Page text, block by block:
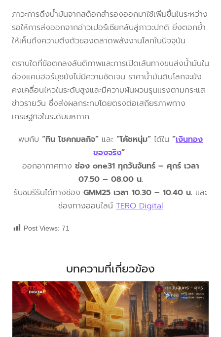
ภาวะการดึงน้ำมันจากสต็อกสำรองออกมาใช้เพิ่มขึ้นในระหว่าง
รอให้การส่งออกจากอ่าวเปอร์เซียกลับสู่ภาวะปกติ ยิ่งตอกย้ำ
ให้เห็นถึงความตึงตัวของตลาดพลังงานโลกในปัจจุบัน
ตราบใดที่ข้อตกลงสันติภาพและการเปิดเส้นทางขนส่งน้ำมันใน
ช่องแคบฮอร์มุซยังไม่มีความชัดเจน ราคาน้ำมันดิบโลกจะยัง
คงเคลื่อนไหวในระดับสูงและมีความผันผวนรุนแรงตามกระแส
ข่าวรายวัน ซึ่งส่งผลกระทบโดยตรงต่อเสถียรภาพทาง
เศรษฐกิจในระดับมหภาค
พบกับ “ทิน โชคกมลกิจ” และ “โค้ชหนุ่ม” ได้ใน “เงินทอง
ของจริง”
ออกอากาศทาง ช่อง one31 ทุกวันจันทร์ – ศุกร์ เวลา
07.50 – 08.00 น.
รับชมรีรันได้ทางช่อง GMM25 เวลา 10.30 – 10.40 น. และ
ช่องทางออนไลน์ TERO Digital
Post Views: 71
บทความที่เกี่ยวข้อง